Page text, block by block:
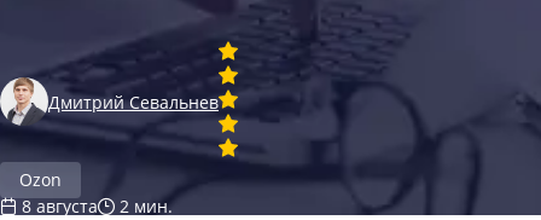
Дмитрий Севальнев
Ozon
8 августа
2 мин.